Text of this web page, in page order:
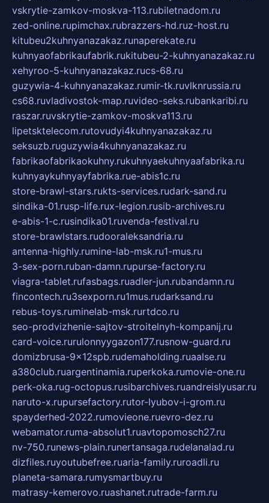
vskrytie-zamkov-moskva-113.rubiletnadom.ru
zed-online.rupimchax.rubrazzers-hd.ruz-host.ru
kitubeu2kuhnyanazakaz.runaperekate.ru
kuhnyaofabrikaufabrik.rukitubeu-2-kuhnyanazakaz.ru
xehyroo-5-kuhnyanazakaz.rucs-68.ru
guzywia-4-kuhnyanazakaz.rumir-tk.ruvlknrussia.ru
cs68.ruvladivostok-map.ruvideo-seks.rubankaribi.ru
raszar.ruvskrytie-zamkov-moskva113.ru
lipetsktelecom.rutovudyi4kuhnyanazakaz.ru
seksuzb.ruguzywia4kuhnyanazakaz.ru
fabrikaofabrikaokuhny.rukuhnyaekuhnyaafabrika.ru
kuhnyaykuhnyayfabrika.rue-abis1c.ru
store-brawl-stars.rukts-services.rudark-sand.ru
sindika-01.rusp-life.rux-legion.rusib-archives.ru
e-abis-1-c.rusindika01.ruvenda-festival.ru
store-brawlstars.rudooraleksandria.ru
antenna-highly.rumine-lab-msk.ru1-mus.ru
3-sex-porn.ruban-damn.rupurse-factory.ru
viagra-tablet.rufasbags.ruadler-jun.rubandamn.ru
fincontech.ru3sexporn.ru1mus.rudarksand.ru
rebus-toys.ruminelab-msk.rurtdco.ru
seo-prodvizhenie-sajtov-stroitelnyh-kompanij.ru
card-voice.rurulonnyygazon177.rusnow-guard.ru
domizbrusa-9x12spb.rudemaholding.ruaalse.ru
a380club.ruargentinamia.ruperkoka.rumovie-one.ru
perk-oka.rug-octopus.rusibarchives.ruandreislyusar.ru
naruto-x.rupursefactory.rutor-lyubov-i-grom.ru
spayderhed-2022.rumovieone.ruevro-dez.ru
webamator.ruma-absolut1.ruavtopomosch27.ru
nv-750.runews-plain.runertansaga.rudelanalad.ru
dizfiles.ruyoutubefree.ruaria-family.ruroadli.ru
planeta-samara.rumysmartbuy.ru
matrasy-kemerovo.ruashanet.rutrade-farm.ru